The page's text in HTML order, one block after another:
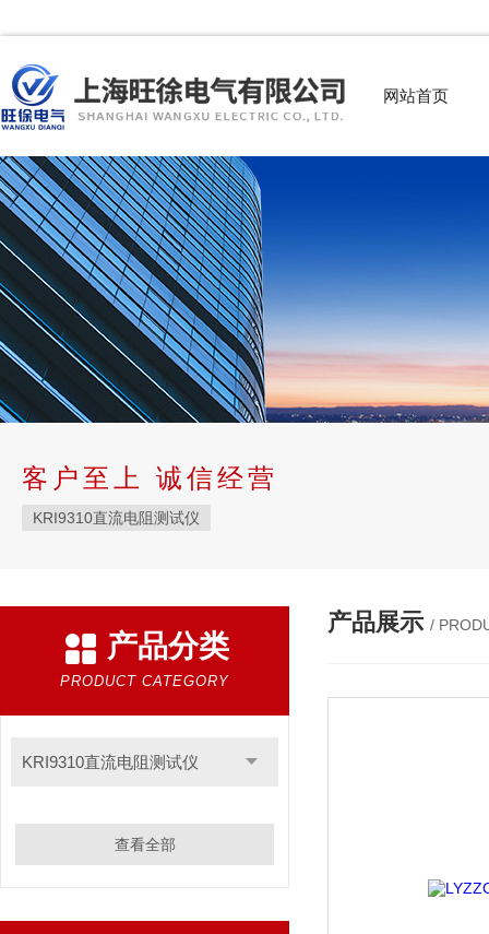
网站首页
客户至上 诚信经营
KRI9310直流电阻测试仪
产品分类
PRODUCT CATEGORY
KRI9310直流电阻测试仪
查看全部
产品展示 /